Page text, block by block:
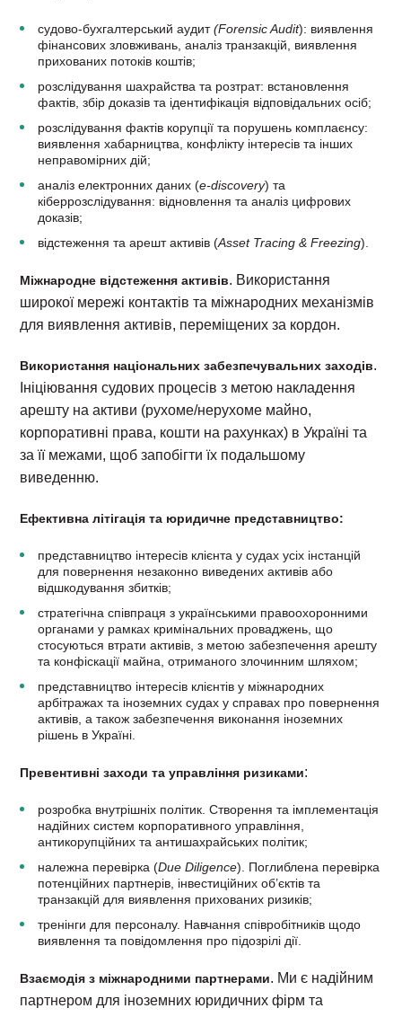
судово-бухгалтерський аудит(Forensic Audit): виявлення
фінансових зловживань, аналіз транзакцій, виявлення
прихованих потоків коштів;
розслідування шахрайства та розтрат: встановлення
фактів, збір доказів та ідентифікація відповідальних осіб;
розслідування фактів корупції та порушень комплаєнсу:
виявлення хабарництва, конфлікту інтересів та інших
неправомірних дій;
аналіз електронних даних (e-discovery) та
кіберрозслідування: відновлення та аналіз цифрових
доказів;
відстеження та арешт активів (Asset Tracing & Freezing).
Міжнародне відстеження активів. Використання
широкої мережі контактів та міжнародних механізмів
для виявлення активів, переміщених за кордон.
Використання національних забезпечувальних заходів.
Ініціювання судових процесів з метою накладення
арешту на активи (рухоме/нерухоме майно,
корпоративні права, кошти на рахунках) в Україні та
за її межами, щоб запобігти їх подальшому
виведенню.
Ефективна літігація та юридичне представництво:
представництво інтересів клієнта у судах усіх інстанцій
для повернення незаконно виведених активів або
відшкодування збитків;
стратегічна співпраця з українськими правоохоронними
органами у рамках кримінальних проваджень, що
стосуються втрати активів, з метою забезпечення арешту
та конфіскації майна, отриманого злочинним шляхом;
представництво інтересів клієнтів у міжнародних
арбітражах та іноземних судах у справах про повернення
активів, а також забезпечення виконання іноземних
рішень в Україні.
Превентивні заходи та управління ризиками:
розробка внутрішніх політик. Створення та імплементація
надійних систем корпоративного управління,
антикорупційних та антишахрайських політик;
належна перевірка (Due Diligence). Поглиблена перевірка
потенційних партнерів, інвестиційних об’єктів та
транзакцій для виявлення прихованих ризиків;
тренінги для персоналу. Навчання співробітників щодо
виявлення та повідомлення про підозрілі дії.
Взаємодія з міжнародними партнерами. Ми є надійним
партнером для іноземних юридичних фірм та